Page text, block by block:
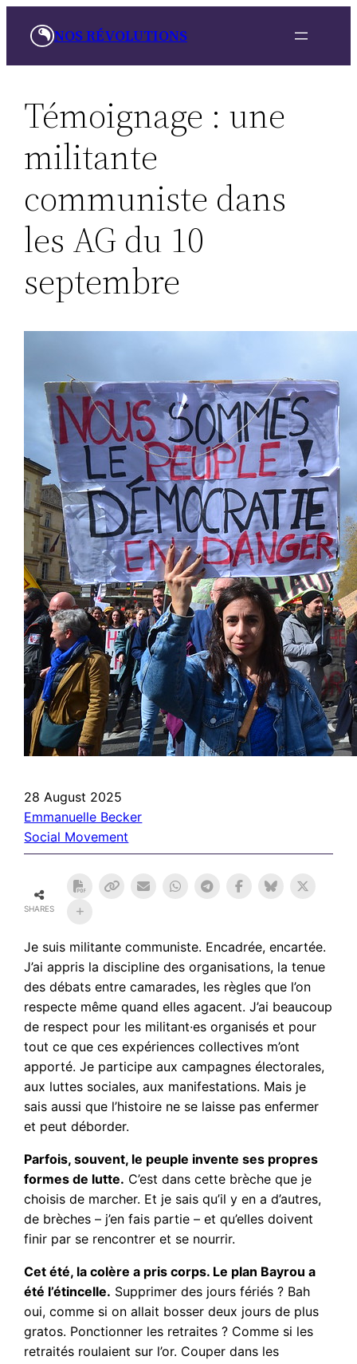
NOS RÉVOLUTIONS
Témoignage : une
militante
communiste dans
les AG du 10
septembre
28 August 2025
Emmanuelle Becker
Social Movement
SHARES
Je suis militante communiste. Encadrée, encartée.
J’ai appris la discipline des organisations, la tenue
des débats entre camarades, les règles que l’on
respecte même quand elles agacent. J’ai beaucoup
de respect pour les militant·es organisés et pour
tout ce que ces expériences collectives m’ont
apporté. Je participe aux campagnes électorales,
aux luttes sociales, aux manifestations. Mais je
sais aussi que l’histoire ne se laisse pas enfermer
et peut déborder.
Parfois, souvent, le peuple invente ses propres
formes de lutte. C’est dans cette brèche que je
choisis de marcher. Et je sais qu’il y en a d’autres,
de brèches – j’en fais partie – et qu’elles doivent
finir par se rencontrer et se nourrir.
Cet été, la colère a pris corps. Le plan Bayrou a
été l’étincelle. Supprimer des jours fériés ? Bah
oui, comme si on allait bosser deux jours de plus
gratos. Ponctionner les retraites ? Comme si les
retraités roulaient sur l’or. Couper dans les